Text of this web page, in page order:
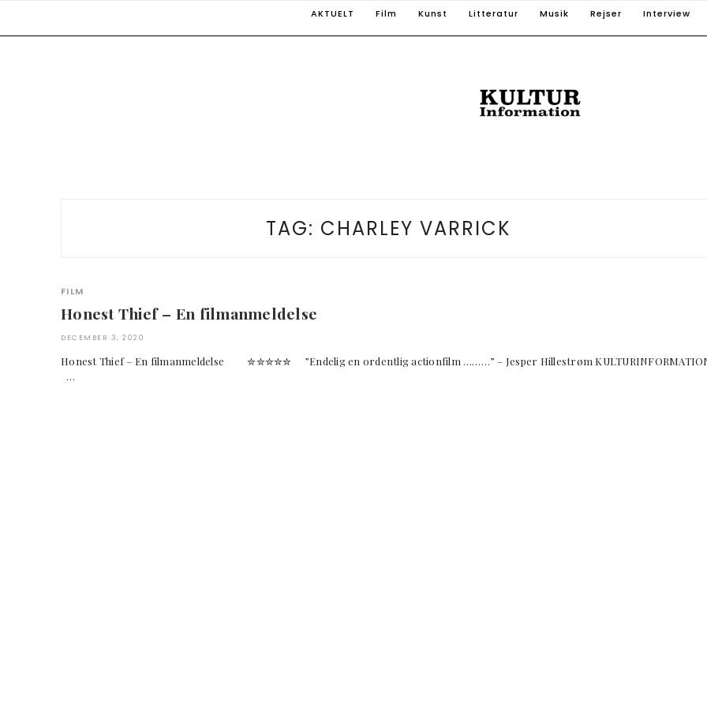
AKTUELT Film Kunst Litteratur Musik Rejser Interview
TAG: CHARLEY VARRICK
FILM
Honest Thief – En filmanmeldelse
DECEMBER 3, 2020
Honest Thief – En filmanmeldelse ✮✮✮✮✮ ”Endelig en ordentlig actionfilm ………” – Jesper Hillestrøm
…